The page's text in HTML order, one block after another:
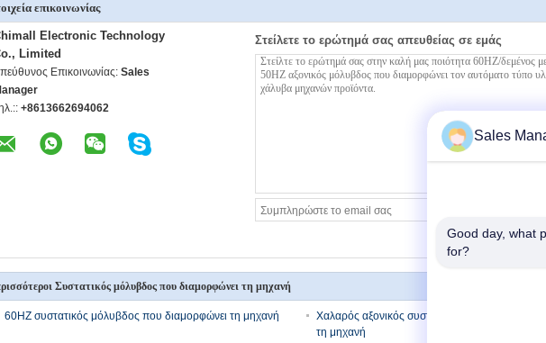
επικοινωνίας
Electronic Technology
Limited
Επικοινωνίας: Sales
+8613662694062
Στείλετε το ερώτημά σας απευθείας σε εμάς
Συστατικός μόλυβδος που διαμορφώνει τη μηχανή
60HZ συστατικός μόλυβδος που διαμορφώνει τη μηχανή
Χαλαρός αξονικός συστατικός μόλυβδος που
τη μηχανή
Sales
Good day, what
for?